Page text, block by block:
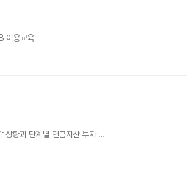
이용교육
상황과 단계별 연금자산 투자 ...